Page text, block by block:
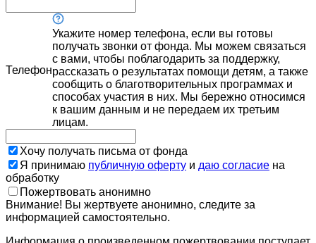
Телефон
Укажите номер телефона, если вы готовы
получать звонки от фонда. Мы можем связаться
с вами, чтобы поблагодарить за поддержку,
рассказать о результатах помощи детям, а также
сообщить о благотворительных программах и
способах участия в них. Мы бережно относимся
к вашим данным и не передаем их третьим
лицам.
Хочу получать письма от фонда
Я принимаю публичную оферту и даю согласие на
обработку
Пожертвовать анонимно
Внимание! Вы жертвуете анонимно, следите за
информацией самостоятельно.